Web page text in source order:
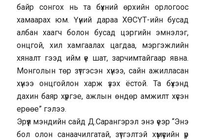
байр сонгох нь та бүхний өрхийн орлогоос
хамаарах юм. Үүний дараа ХӨСҮТ-ийн бусад
албан хаагч болон бусад цэргийн эмнэлэг,
онцгой, хил хамгаалах цагдаа, мэргэжлийн
хяналт гээд ийм үе шат, зарчимтайгаар явна.
Монголын төр зүтгэсэн хүнээ, сайн ажилласан
хүнээ онцгойлон харж үзэх ёстой. Та бүхэнд
дахин баяр хүргэе, ажлын өндөр амжилт хүсэн
ерөөе” гэлээ.
Эрүүл мэндийн сайд Д.Сарангэрэл энэ үеэр “Энэ
бол олон санаачилгатай, зүтгэлтэй хүмүүсийн үр